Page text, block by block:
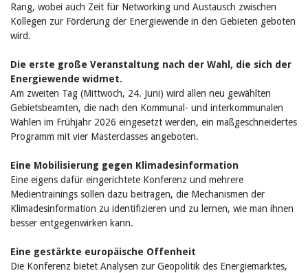
Rang, wobei auch Zeit für Networking und Austausch zwischen
Kollegen zur Förderung der Energiewende in den Gebieten geboten
wird.
Die erste große Veranstaltung nach der Wahl, die sich der
Energiewende widmet.
Am zweiten Tag (Mittwoch, 24. Juni) wird allen neu gewählten
Gebietsbeamten, die nach den Kommunal- und interkommunalen
Wahlen im Frühjahr 2026 eingesetzt werden, ein maßgeschneidertes
Programm mit vier Masterclasses angeboten.
Eine Mobilisierung gegen Klimadesinformation
Eine eigens dafür eingerichtete Konferenz und mehrere
Medientrainings sollen dazu beitragen, die Mechanismen der
Klimadesinformation zu identifizieren und zu lernen, wie man ihnen
besser entgegenwirken kann.
Eine gestärkte europäische Offenheit
Die Konferenz bietet Analysen zur Geopolitik des Energiemarktes,